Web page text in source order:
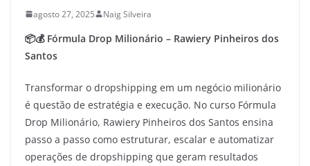
agosto 27, 2025 Naig Silveira
📦💰 Fórmula Drop Milionário – Rawiery Pinheiros dos
Santos
Transformar o dropshipping em um negócio milionário
é questão de estratégia e execução. No curso Fórmula
Drop Milionário, Rawiery Pinheiros dos Santos ensina
passo a passo como estruturar, escalar e automatizar
operações de dropshipping que geram resultados